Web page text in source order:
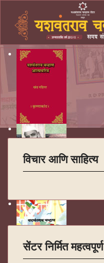
विचार आणि साहित्य
सेंटर निर्मित